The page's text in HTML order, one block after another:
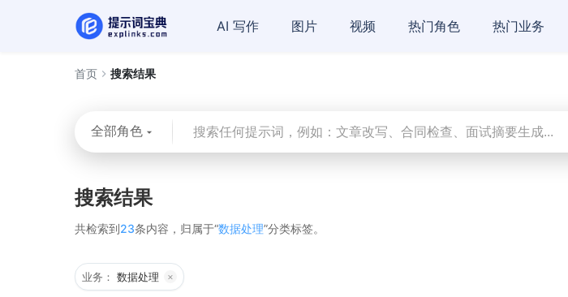
AI 写作 图片 视频 热门角色 热门业务
首页 搜索结果
全部角色
搜索结果
共检索到23条内容，归属于“数据处理”分类标签。
业务： 数据处理 ×